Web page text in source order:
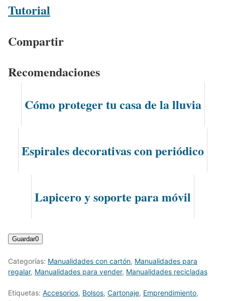
Tutorial
Compartir
Recomendaciones
Cómo proteger tu casa de la lluvia
Espirales decorativas con periódico
Lapicero y soporte para móvil
Guardar0
Categorías: Manualidades con cartón, Manualidades para
regalar, Manualidades para vender, Manualidades recicladas
Etiquetas: Accesorios, Bolsos, Cartonaje, Emprendimiento,